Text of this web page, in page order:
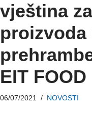
vještina
proizvoda
EIT FOOD
06/07/2021 NOVOSTI